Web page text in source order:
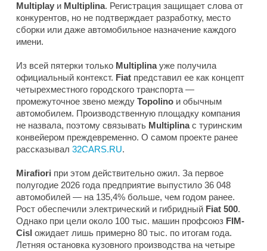
Multiplay и Multiplina. Регистрация защищает слова от
конкурентов, но не подтверждает разработку, место
сборки или даже автомобильное назначение каждого
имени.
Из всей пятерки только Multiplinaуже получила
официальный контекст. Fiat представил ее как концепт
четырехместного городского транспорта —
промежуточное звено между Topolino и обычным
автомобилем. Производственную площадку компания
не назвала, поэтому связывать Multiplinaс туринским
конвейером преждевременно. О самом проекте ранее
рассказывал 32CARS.RU.
Mirafiori при этом действительно ожил. За первое
полугодие 2026 года предприятие выпустило 36 048
автомобилей — на 135,4% больше, чем годом ранее.
Рост обеспечили электрический и гибридный Fiat 500.
Однако при цели около 100 тыс. машин профсоюз FIM-
Cisl ожидает лишь примерно 80 тыс. по итогам года.
Летняя остановка кузовного производства на четыре